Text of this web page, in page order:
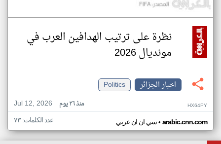
نظرة على ترتيب الهدافين العرب في
مونديال 2026
اخبار الجزائر
Politics
Jul 12, 2026
منذ ٢٦ يوم HX64PY
سي ان ان عربي• arabic.cnn.com عدد الكلمات: ٧٣